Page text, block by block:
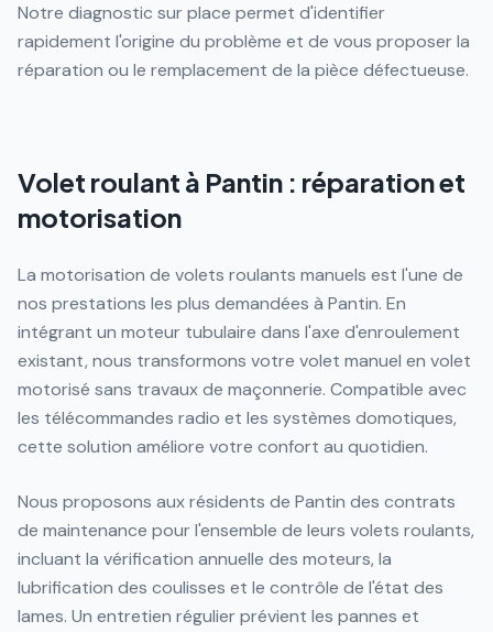
Notre diagnostic sur place permet d'identifier
rapidement l'origine du problème et de vous proposer la
réparation ou le remplacement de la pièce défectueuse.
Volet roulant à Pantin : réparation et
motorisation
La motorisation de volets roulants manuels est l'une de
nos prestations les plus demandées à Pantin. En
intégrant un moteur tubulaire dans l'axe d'enroulement
existant, nous transformons votre volet manuel en volet
motorisé sans travaux de maçonnerie. Compatible avec
les télécommandes radio et les systèmes domotiques,
cette solution améliore votre confort au quotidien.
Nous proposons aux résidents de Pantin des contrats
de maintenance pour l'ensemble de leurs volets roulants,
incluant la vérification annuelle des moteurs, la
lubrification des coulisses et le contrôle de l'état des
lames. Un entretien régulier prévient les pannes et